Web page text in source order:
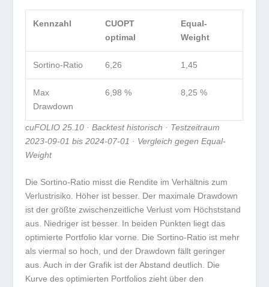
Kennzahl
CUOPT
optimal
Equal-
Weight
Sortino-Ratio 6,26 1,45
Max
Drawdown
6,98 % 8,25 %
cuFOLIO 25.10 · Backtest historisch · Testzeitraum
2023-09-01 bis 2024-07-01 · Vergleich gegen Equal-
Weight
Die Sortino-Ratio misst die Rendite im Verhältnis zum
Verlustrisiko. Höher ist besser. Der maximale Drawdown
ist der größte zwischenzeitliche Verlust vom Höchststand
aus. Niedriger ist besser. In beiden Punkten liegt das
optimierte Portfolio klar vorne. Die Sortino-Ratio ist mehr
als viermal so hoch, und der Drawdown fällt geringer
aus. Auch in der Grafik ist der Abstand deutlich. Die
Kurve des optimierten Portfolios zieht über den